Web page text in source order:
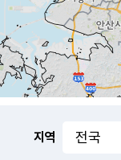
지역